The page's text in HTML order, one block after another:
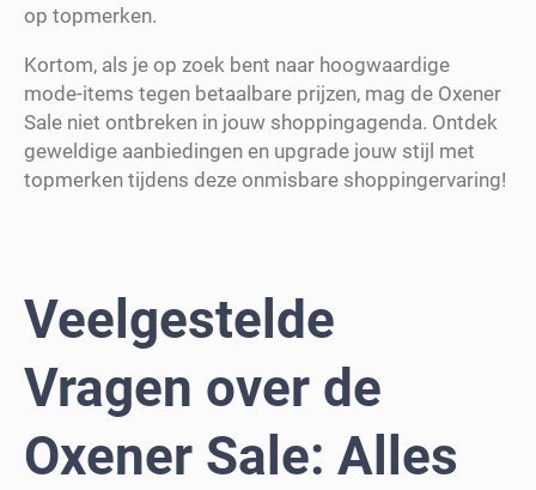
op topmerken.
Kortom, als je op zoek bent naar hoogwaardige
mode-items tegen betaalbare prijzen, mag de Oxener
Sale niet ontbreken in jouw shoppingagenda. Ontdek
geweldige aanbiedingen en upgrade jouw stijl met
topmerken tijdens deze onmisbare shoppingervaring!
Veelgestelde
Vragen over de
Oxener Sale: Alles